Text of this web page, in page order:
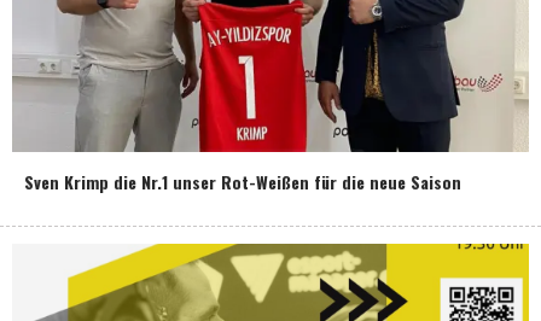
Sven Krimp die Nr.1 unser Rot-Weißen für die neue Saison